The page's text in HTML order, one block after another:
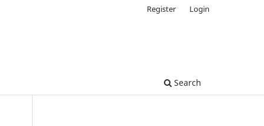
Search
Register Login